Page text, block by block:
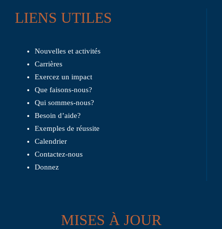
LIENS UTILES
Nouvelles et activités
Carrières
Exercez un impact
Que faisons-nous?
Qui sommes-nous?
Besoin d’aide?
Exemples de réussite
Calendrier
Contactez-nous
Donnez
MISES À JOUR